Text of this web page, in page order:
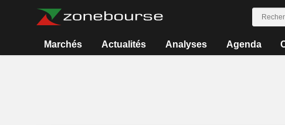
Marchés Actualités Analyses Agenda